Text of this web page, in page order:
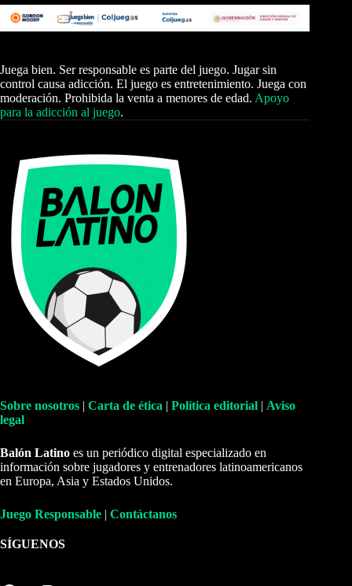
Juega bien. Ser responsable es parte del juego. Jugar sin
control causa adicción. El juego es entretenimiento. Juega con
moderación. Prohibida la venta a menores de edad. Apoyo
para la adicción al juego.
Sobre nosotros | Carta de ética | Política editorial | Aviso
legal
Balón Latino es un periódico digital especializado en
información sobre jugadores y entrenadores latinoamericanos
en Europa, Asia y Estados Unidos.
Juego Responsable | Contáctanos
SÍGUENOS